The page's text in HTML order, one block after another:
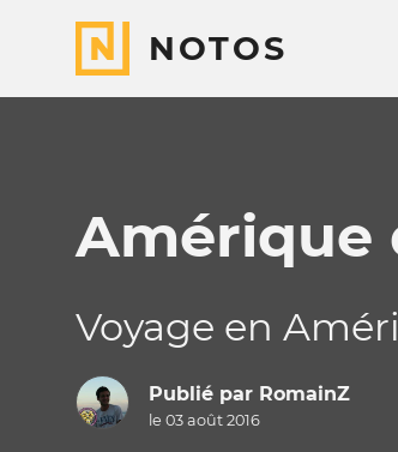
NOTOS
Amérique
Voyage en
Publié par RomainZ
le 03 août 2016